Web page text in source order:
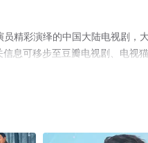
精彩演绎的中国大陆电视剧，
息可移步至豆瓣电视剧、电视